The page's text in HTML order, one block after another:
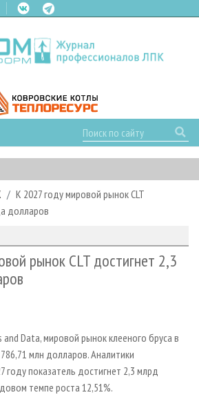
ПЛИТ
К 2027 году мировой рынок CLT
долларов
рынок CLT достигнет 2,3
and Data, мировой рынок клееного бруса в
млн долларов. Аналитики
году показатель достигнет 2,3 млрд
темпе роста 12,51%.